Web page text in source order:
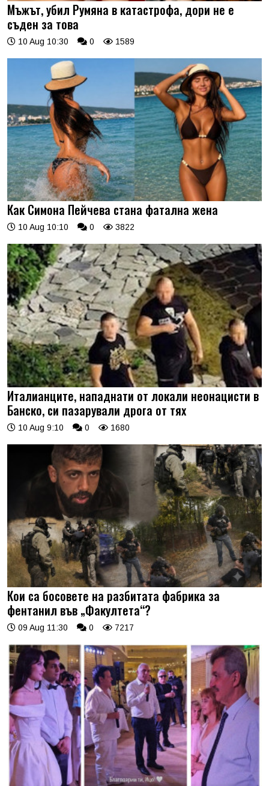
Мъжът, убил Румяна в катастрофа, дори не е
съден за това
10 Aug 10:30 0 1589
Как Симона Пейчева стана фатална жена
10 Aug 10:10 0 3822
Италианците, нападнати от локали неонацисти в
Банско, си пазарували дрога от тях
10 Aug 9:10 0 1680
Кои са босовете на разбитата фабрика за
фентанил във „Факултета“?
09 Aug 11:30 0 7217